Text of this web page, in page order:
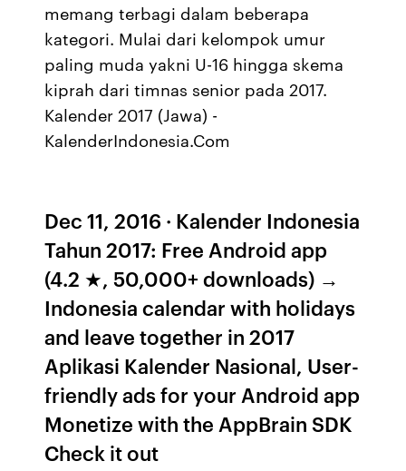
memang terbagi dalam beberapa
kategori. Mulai dari kelompok umur
paling muda yakni U-16 hingga skema
kiprah dari timnas senior pada 2017.
Kalender 2017 (Jawa) -
KalenderIndonesia.Com
Dec 11, 2016 · Kalender Indonesia
Tahun 2017: Free Android app
(4.2 ★, 50,000+ downloads) →
Indonesia calendar with holidays
and leave together in 2017
Aplikasi Kalender Nasional, User-
friendly ads for your Android app
Monetize with the AppBrain SDK
Check it out